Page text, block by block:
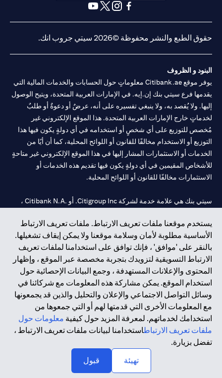
يستخدم موقعنا ملفات تعريف الارتباط. ملفات تعريف الارتباط
الأساسية مطلوبة لأمان وسلامة موقعنا ولا يمكن إيقاف تشغيلها.
بالنقر على 'موافق' ، فإنك توافق على استخدامنا لملفات تعريف
الارتباط التسويقية لتزويدك بتجربة مخصصة عبر الموقع ، وإظهار
المحتوى والإعلانات المستهدفة ، وجمع البيانات الإحصائية حول
استخدام الموقع. يمكن مشاركة هذه المعلومات مع شركائنا في
وسائل التواصل الاجتماعي والإعلان والتحليل والذين قد يجمعونها
مع المعلومات الأخرى التي قدمتها لهم أو التي جمعوها من
استخدامك لخدماتهم. لمعرفة المزيد حول كيفية معلومات حول
ملفات تعريف الارتباطاستخدامنا لبيانات ملفات تعريف الارتباط ،
تفضل بزيارة.
تهيئة
قبول
(opens in a new tab)
حقوق الطبع والنشر محفوظة ©2026 سيتي جروب انك.
البنود و الظروف
يوفر موقع Citibank.ae معلوماتٍ حول الحسابات والخدمات المالية التي
يقدمها فرع سيتي بنك إن.إيه. في الإمارات العربية المتحدة، ويتيح الوصول
إليها. ولا يُقصد به، ولا ينبغي تفسيره على أنه، عرضٌ أو دعوةٌ أو طلبٌ
لخدماتٍ خارج الإمارات العربية المتحدة. هذا الموقع الإلكتروني غير
مُخصص للتوزيع على أي شخصٍ أو استخدامه في أي دولةٍ يكون فيها هذا
التوزيع أو الاستخدام مخالفًا للقانون أو اللوائح المحلية، كما أن أيًا من
الخدمات أو الاستثمارات المشار إليها في هذا الموقع الإلكتروني غير متاحةٍ
للأشخاص المقيمين في أي دولةٍ يكون فيها تقديم هذه الخدمات أو
الاستثمارات مخالفًا للقانون أو اللوائح المحلية.
سيتي بنك هي علامة خدمة لشركة Citigroup Inc. أو .Citibank N.A ،
سيتي بنك إن. إيه. الإمارات مسجل لدى مصرف الإمارات المركزي تحت
أرقام التراخيص 202563 لفرع الوصل في دبي، 531989 لفرع مول
الإمارات في دبي، وCN-1002019لفرع أبوظبي. هاتف: 4000 311 04.
فرع سيتي بنك إن إيه - الإمارات العربية المتحدة مرخص من مصرف
الإمارات العربية المتحدة المركزي كفرع لبنك أجنبي.
سيتي بنك إن إيه الإمارات العربية المتحدة مرخص من هيئة الأوراق المالية
والسلع في الإمارات العربية المتحدة ("SCA") للقيام بالنشاط المالي لـ أ)
الاستشارات المالية والتعريف والترويج بموجب ترخيص رقم
20200000097 ب) وسيط تداول في الأسواق الدولية بموجب ترخيص
حقوق الطبع والنشر محفوظة ©2026 سيتي جروب انك.